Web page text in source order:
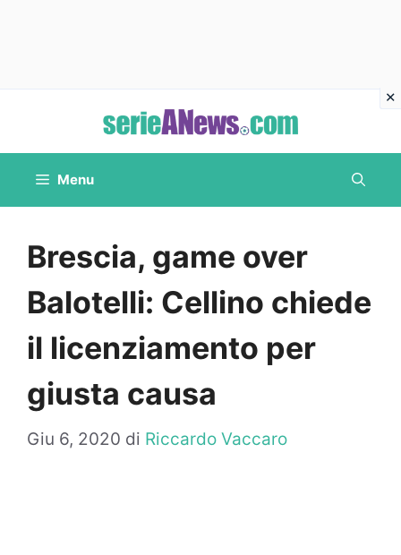
contenuto
Menu
Brescia, game over
Balotelli: Cellino chiede
il licenziamento per
giusta causa
Giu 6, 2020 di Riccardo Vaccaro